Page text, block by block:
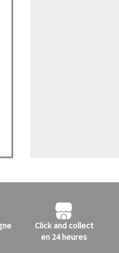
Click and collect
en 24 heures